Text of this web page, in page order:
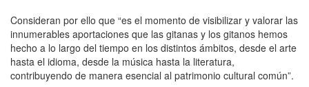
Consideran por ello que “es el momento de visibilizar y valorar las
innumerables aportaciones que las gitanas y los gitanos hemos
hecho a lo largo del tiempo en los distintos ámbitos, desde el arte
hasta el idioma, desde la música hasta la literatura,
contribuyendo de manera esencial al patrimonio cultural común”.